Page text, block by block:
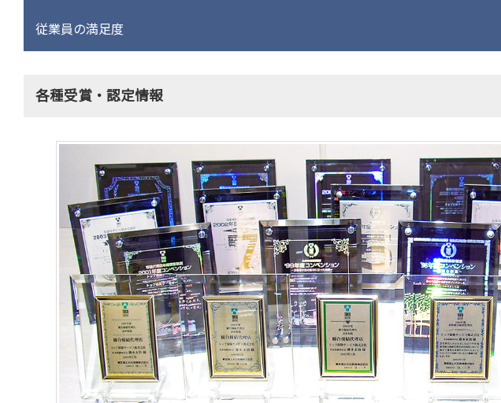
従業員の満足度
各種受賞・認定情報